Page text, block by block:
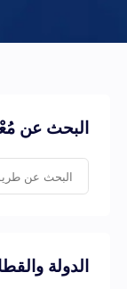
البحث عن
الدولة